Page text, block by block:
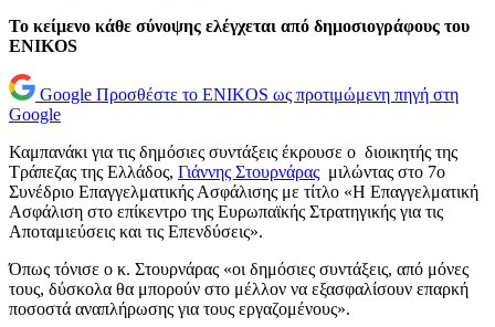
Το κείμενο κάθε σύνοψης ελέγχεται από δημοσιογράφους του
ENIKOS
Google Προσθέστε το ENIKOS ως προτιμώμενη πηγή στη
Google
Καμπανάκι για τις δημόσιες συντάξεις έκρουσε ο διοικητής της
Τράπεζας της Ελλάδος, Γιάννης Στουρνάρας μιλώντας στο 7ο
Συνέδριο Επαγγελματικής Ασφάλισης με τίτλο «Η Επαγγελματική
Ασφάλιση στο επίκεντρο της Ευρωπαϊκής Στρατηγικής για τις
Αποταμιεύσεις και τις Επενδύσεις».
Όπως τόνισε ο κ. Στουρνάρας «οι δημόσιες συντάξεις, από μόνες
τους, δύσκολα θα μπορούν στο μέλλον να εξασφαλίσουν επαρκή
ποσοστά αναπλήρωσης για τους εργαζομένους».